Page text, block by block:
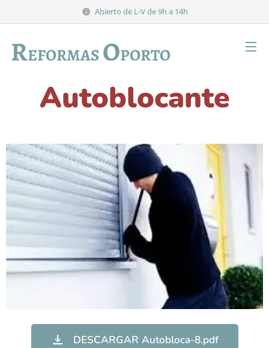
Abierto de L-V de 9h a 14h
REFORMASOPORTO
Autoblocante
DESCARGAR Autobloca-8.pdf